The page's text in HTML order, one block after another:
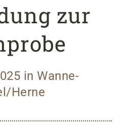
zur
in Wanne-
Herne